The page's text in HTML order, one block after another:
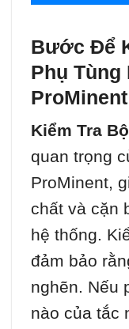
Bước Để
Phụ
ProMinent
Kiểm Tra
quan trọng
ProMinent,
chất và cặn
hệ thống.
đảm bảo
nghẽn. Nếu
nào của tắc